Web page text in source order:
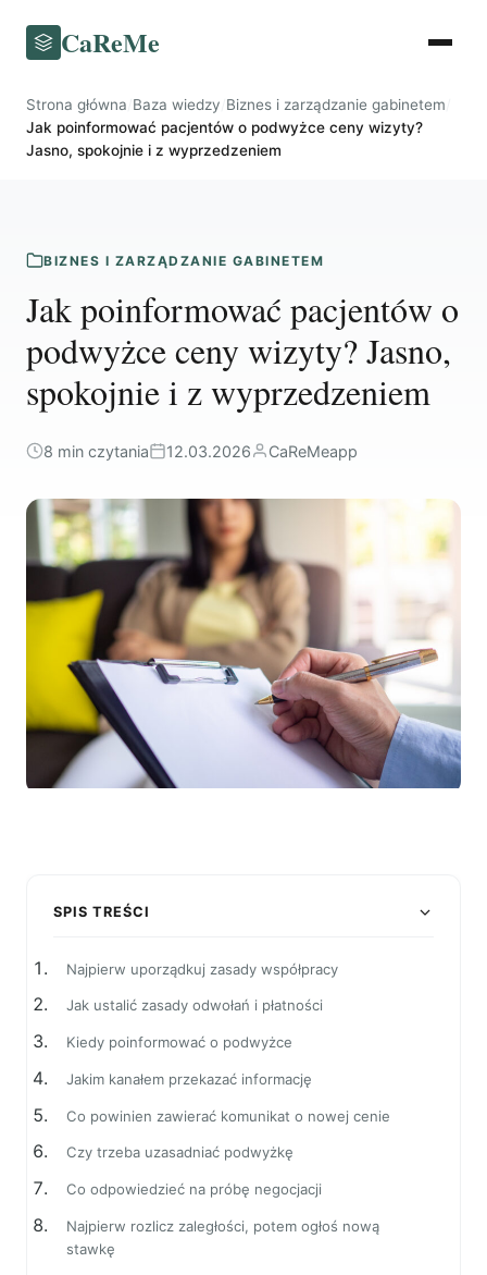
CaReMe
Strona główna Baza wiedzy Biznes i zarządzanie gabinetem
Jak poinformować pacjentów o podwyżce ceny wizyty?
Jasno, spokojnie i z wyprzedzeniem
BIZNES I ZARZĄDZANIE GABINETEM
Jak poinformować pacjentów o
podwyżce ceny wizyty? Jasno,
spokojnie i z wyprzedzeniem
8 min czytania 12.03.2026 CaReMeapp
SPIS TREŚCI
Najpierw uporządkuj zasady współpracy
Jak ustalić zasady odwołań i płatności
Kiedy poinformować o podwyżce
Jakim kanałem przekazać informację
Co powinien zawierać komunikat o nowej cenie
Czy trzeba uzasadniać podwyżkę
Co odpowiedzieć na próbę negocjacji
Najpierw rozlicz zaległości, potem ogłoś nową
stawkę